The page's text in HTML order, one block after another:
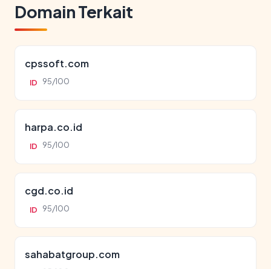
Domain Terkait
cpssoft.com
ID 95/100
harpa.co.id
ID 95/100
cgd.co.id
ID 95/100
sahabatgroup.com